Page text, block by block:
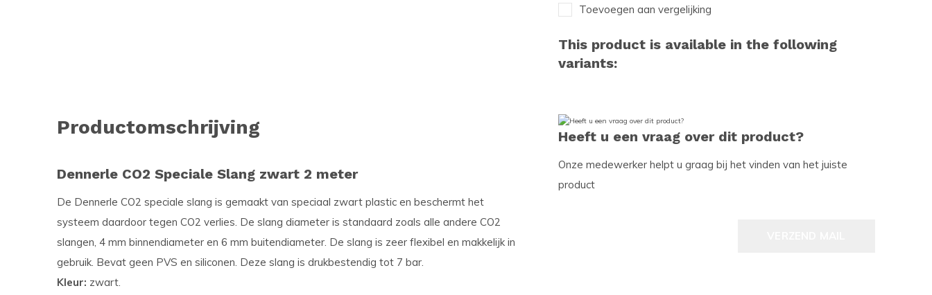
Toevoegen aan vergelijking
This product is available in the following
variants:
Productomschrijving
Dennerle CO2 Speciale Slang zwart 2 meter
De Dennerle CO2 speciale slang is gemaakt van speciaal zwart plastic en beschermt het
systeem daardoor tegen CO2 verlies. De slang diameter is standaard zoals alle andere CO2
slangen, 4 mm binnendiameter en 6 mm buitendiameter. De slang is zeer flexibel en makkelijk in
gebruik. Bevat geen PVS en siliconen. Deze slang is drukbestendig tot 7 bar.
Kleur: zwart.
Heeft u een vraag over dit product?
Onze medewerker helpt u graag bij het vinden van het juiste
product